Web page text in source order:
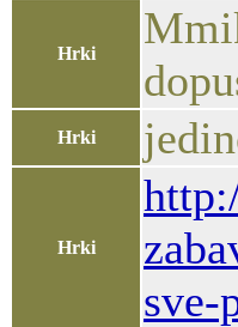
Hrki
Hrki
Hrki
sve-